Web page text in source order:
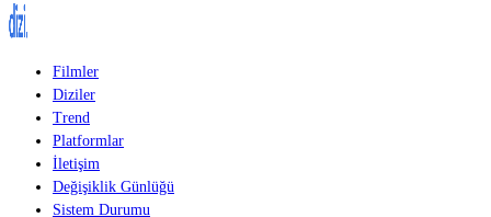
Filmler
Diziler
Trend
Platformlar
İletişim
Değişiklik Günlüğü
Sistem Durumu